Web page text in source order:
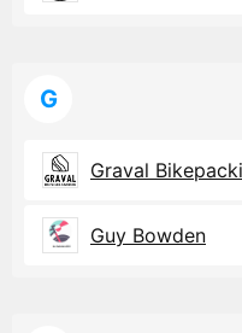
G
Graval
Guy Bowden